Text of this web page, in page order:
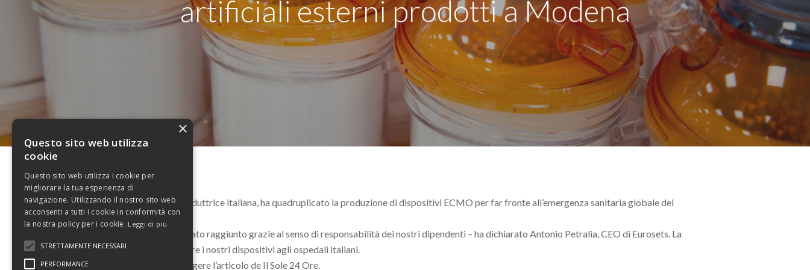
artificiali esterni prodotti a Modena
Eurosets, azienda produttrice italiana, ha quadruplicato la produzione di dispositivi ECMO per far fronte all’emergenza sanitaria globale del
coronavirus.
Questo obiettivo è stato raggiunto grazie al senso di responsabilità dei nostri dipendenti – ha dichiarato Antonio Petralia, CEO di Eurosets. La
nostra priorità è fornire i nostri dispositivi agli ospedali italiani.
Cliccare sotto per leggere l’articolo de Il Sole 24 Ore.
×
Questo sito web utilizza
cookie
Questo sito web utilizza i cookie per
migliorare la tua esperienza di
navigazione. Utilizzando il nostro sito web
acconsenti a tutti i cookie in conformità con
la nostra policy per i cookie. Leggi di più
STRETTAMENTE NECESSARI
PERFORMANCE